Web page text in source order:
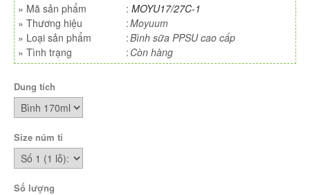
» Mã sản phẩm : MOYU17/27C-1
» Thương hiệu :Moyuum
» Loại sản phẩm :Bình sữa PPSU cao cấp
» Tình trạng : Còn hàng
Dung tích
Size núm ti
Số lượng